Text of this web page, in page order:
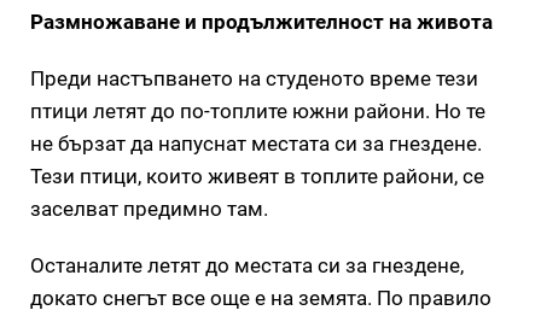
Размножаване и продължителност на живота
Преди настъпването на студеното време тези
птици летят до по-топлите южни райони. Но те
не бързат да напуснат местата си за гнездене.
Тези птици, които живеят в топлите райони, се
заселват предимно там.
Останалите летят до местата си за гнездене,
докато снегът все още е на земята. По правило